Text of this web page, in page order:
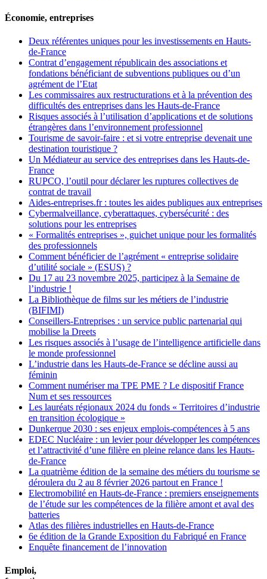
Économie, entreprises
Deux référentes uniques pour les investissements en Hauts-
de-France
Contrat d’engagement républicain des associations et
fondations bénéficiant de subventions publiques ou d’un
agrément de l’Etat
Les commissaires aux restructurations et à la prévention des
difficultés des entreprises dans les Hauts-de-France
Risques associés à l’utilisation d’applications et de solutions
étrangères dans l’environnement professionnel
Tourisme de savoir-faire : et si votre entreprise devenait une
destination touristique ?
Un Médiateur au service des entreprises dans les Hauts-de-
France
RUPCO, l’outil pour déclarer les ruptures collectives de
contrat de travail
Aides-entreprises.fr : toutes les aides publiques aux entreprises
Cybermalveillance, cyberattaques, cybersécurité : des
solutions pour les entreprises
« Formalités entreprises », guichet unique pour les formalités
des professionnels
Comment bénéficier de l’agrément « entreprise solidaire
d’utilité sociale » (ESUS) ?
Du 17 au 23 novembre 2025, participez à la Semaine de
l’industrie !
La Bibliothèque de films sur les métiers de l’industrie
(BIFIMI)
Conseillers-Entreprises : un service public partenarial qui
mobilise la Dreets
Les risques associés à l’usage de l’intelligence artificielle dans
le monde professionnel
L’industrie dans les Hauts-de-France se décline aussi au
féminin
Comment numériser ma TPE PME ? Le dispositif France
Num et ses ressources
Les lauréats régionaux 2024 du fonds « Territoires d’industrie
en transition écologique »
Dunkerque 2030 : ses enjeux emplois-compétences à 5 ans
EDEC Nucléaire : un levier pour développer les compétences
et l’attractivité d’une filière en pleine relance dans les Hauts-
de-France
La quatrième édition de la semaine des métiers du tourisme se
déroulera du 2 au 8 février 2026 partout en France !
Electromobilité en Hauts-de-France : premiers enseignements
de l’étude sur les compétences de la filière amont et aval des
batteries
Atlas des filières industrielles en Hauts-de-France
6e édition de la Grande Exposition du Fabriqué en France
Enquête financement de l’innovation
Emploi,